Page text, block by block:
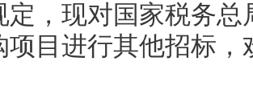
定，现对国家税务总
项目进行其他招标